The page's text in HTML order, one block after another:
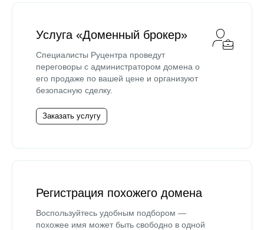
Услуга «Доменный брокер»
Специалисты Руцентра проведут
переговоры с администратором домена о
его продаже по вашей цене и организуют
безопасную сделку.
Заказать услугу
Регистрация похожего домена
Воспользуйтесь удобным подбором —
похожее имя может быть свободно в одной